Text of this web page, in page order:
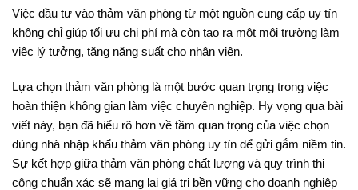
Việc đầu tư vào thảm văn phòng từ một nguồn cung cấp uy tín
không chỉ giúp tối ưu chi phí mà còn tạo ra một môi trường làm
việc lý tưởng, tăng năng suất cho nhân viên.
Lựa chọn thảm văn phòng là một bước quan trọng trong việc
hoàn thiện không gian làm việc chuyên nghiệp. Hy vọng qua bài
viết này, bạn đã hiểu rõ hơn về tầm quan trọng của việc chọn
đúng nhà nhập khẩu thảm văn phòng uy tín để gửi gắm niềm tin.
Sự kết hợp giữa thảm văn phòng chất lượng và quy trình thi
công chuẩn xác sẽ mang lại giá trị bền vững cho doanh nghiệp